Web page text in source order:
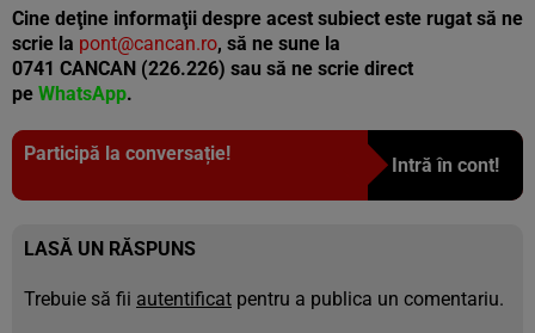
Cine deţine informaţii despre acest subiect este rugat să ne
scrie la pont@cancan.ro, să ne sune la
0741 CANCAN (226.226) sau să ne scrie direct
pe WhatsApp.
Participă la conversație!
Intră în cont!
LASĂ UN RĂSPUNS
Trebuie să fii autentificat pentru a publica un comentariu.